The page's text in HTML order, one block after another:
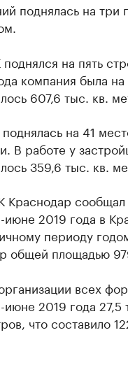
поднялась на
на пять
компания была
607,6 тыс. кв.
на 41
В работе у
359,6 тыс. кв.
Краснодар
июне 2019 года в
периоду
общей площадью
всех
июне 2019 года
что составило